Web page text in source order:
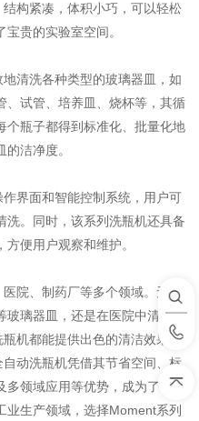
构紧凑，体积小巧，可以轻松
贵的实验室空间。
清洗各种类型的玻璃器皿，如
、试管、培养皿、烧杯等，其循
个瓶子都得到标准化、批量化地
洁净度。
界面和智能控制系统，用户可
洗。同时，该系列洗瓶机还具备
便用户观察和维护。
院、制药厂等多个领域。无论
玻璃器皿，还是在医院中清洗手
机都能提供出色的清洁效果。
动洗瓶机凭借其节省空间、标
多领域应用等优势，成为了市场
业生产领域，选择Moment系列